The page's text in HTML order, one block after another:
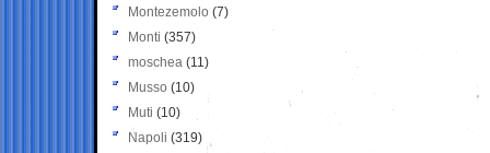
Montezemolo (7)
Monti (357)
moschea (11)
Musso (10)
Muti (10)
Napoli (319)